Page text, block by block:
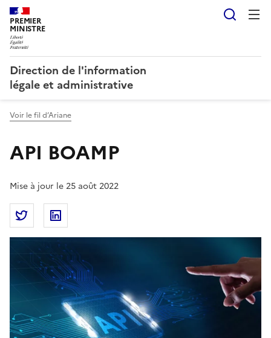
PREMIER
MINISTRE
Direction de l'information
légale et administrative
Voir le fil d’Ariane
API BOAMP
Mise à jour le 25 août 2022
Partager la page
Partager API BOAMP sur Twitter